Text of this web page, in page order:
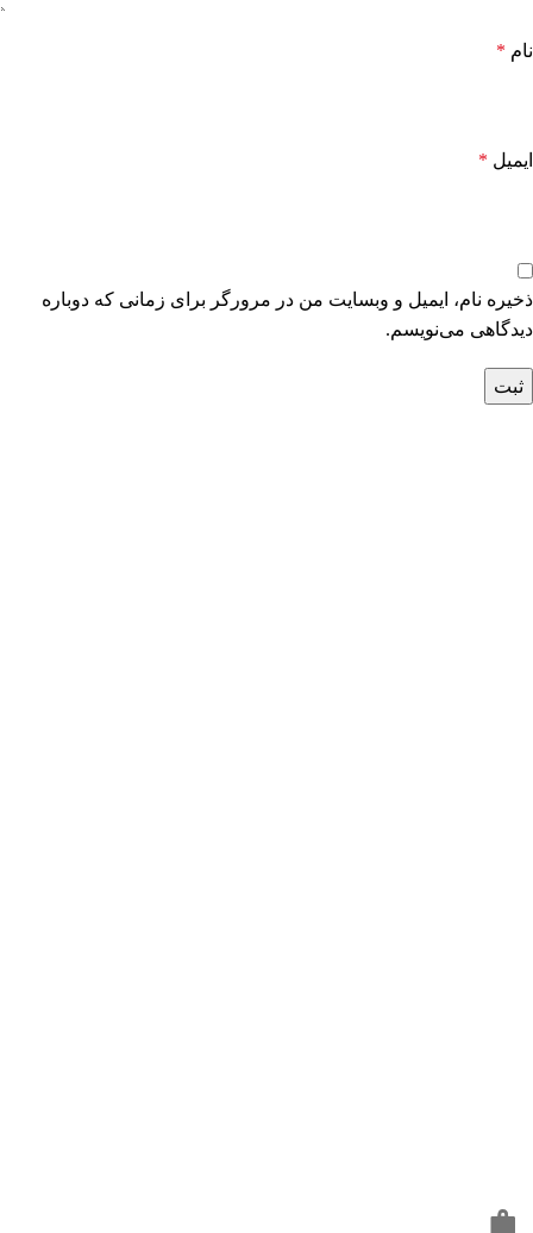
نام *
ایمیل *
ذخیره نام، ایمیل و وبسایت من در مرورگر برای زمانی که دوباره
دیدگاهی می‌نویسم.